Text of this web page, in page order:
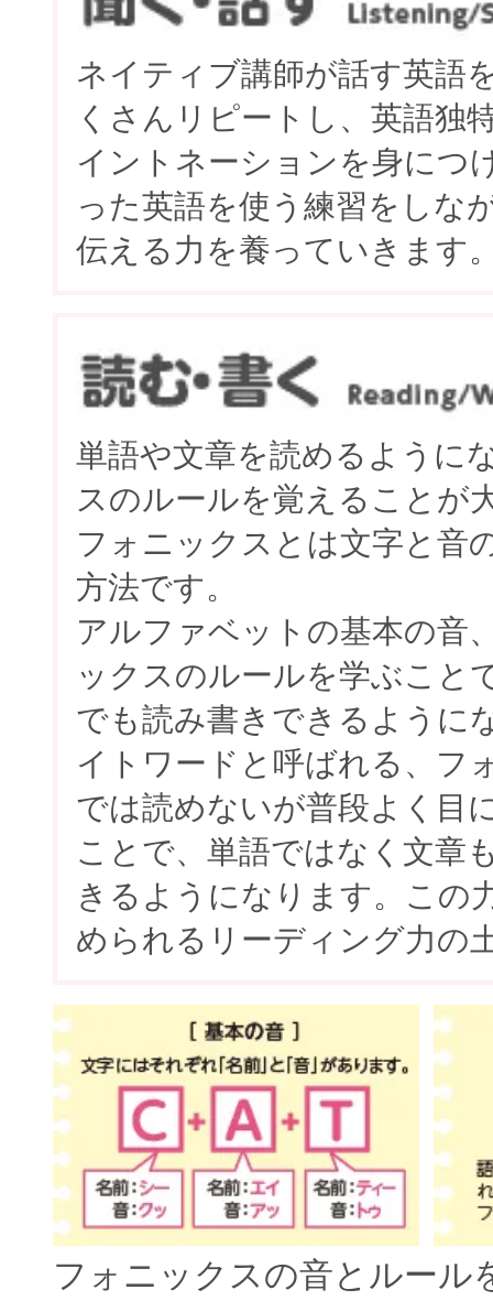
ネイティブ講師が話す英語
くさんリピートし、英語独
イントネーションを身につ
った英語を使う練習をしな
伝える力を養っていきます
単語や文章を読めるように
スのルールを覚えることが
フォニックスとは文字と音
方法です。
アルファベットの基本の音
ックスのルールを学ぶこと
でも読み書きできるように
イトワードと呼ばれる、フ
では読めないが普段よく目
ことで、単語ではなく文章
きるようになります。この
められるリーディング力の
フォニックスの音とルール